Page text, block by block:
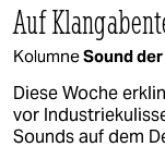
Auf
KolumneSound
Diese Woche
vor
Sounds auf dem